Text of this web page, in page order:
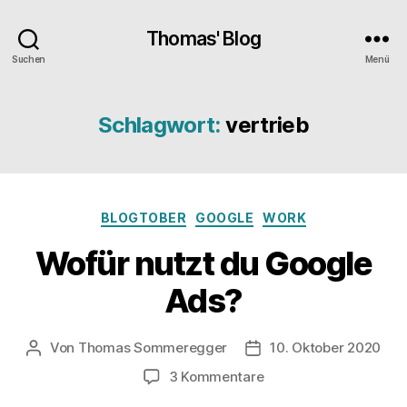
Suchen
Thomas' Blog
Menü
Schlagwort: vertrieb
Kategorien
BLOGTOBER GOOGLE WORK
Wofür nutzt du Google
Ads?
Beitragsautor
Von Thomas Sommeregger
10. Oktober 2020
3 Kommentarezu